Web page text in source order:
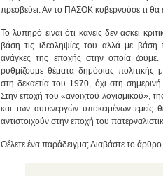
πρεσβεύει. Αν το ΠΑΣΟΚ κυβερνούσε τι θα
Το λυπηρό είναι ότι κανείς δεν ασκεί
βάση τις ιδεοληψίες του αλλά με βάση
ανάγκες της εποχής στην οποία ζούμε.
ρυθμίζουμε θέματα δημόσιας πολιτικής
στη δεκαετία του 1970, όχι στη σημερινή
Στην εποχή του «ανοιχτού λογισμικού»,
και των αυτενεργών υποκειμένων εμείς
αντιστοιχούν στην εποχή του
Θέλετε ένα παράδειγμα; Διαβάστε το